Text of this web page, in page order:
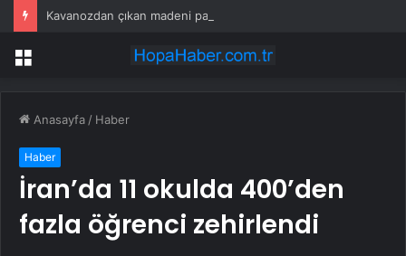
Kavanozdan çıkan madeni para 39 milyon lira kazandırdı
Menü
Anasayfa / Haber
Haber
İran’da 11 okulda 400’den
fazla öğrenci zehirlendi